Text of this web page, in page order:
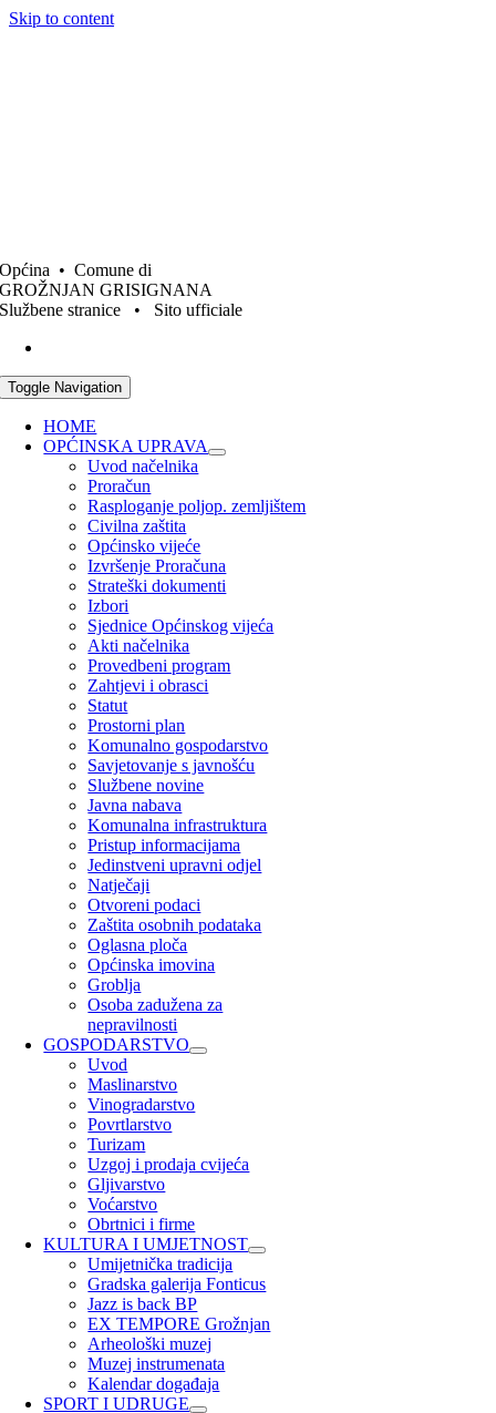
Skip to content
Općina • Comune di
GROŽNJAN GRISIGNANA
Službene stranice • Sito ufficiale
Toggle Navigation
HOME
OPĆINSKA UPRAVA
Uvod načelnika
Proračun
Rasploganje poljop. zemljištem
Civilna zaštita
Općinsko vijeće
Izvršenje Proračuna
Strateški dokumenti
Izbori
Sjednice Općinskog vijeća
Akti načelnika
Provedbeni program
Zahtjevi i obrasci
Statut
Prostorni plan
Komunalno gospodarstvo
Savjetovanje s javnošću
Službene novine
Javna nabava
Komunalna infrastruktura
Pristup informacijama
Jedinstveni upravni odjel
Natječaji
Otvoreni podaci
Zaštita osobnih podataka
Oglasna ploča
Općinska imovina
Groblja
Osoba zadužena za
nepravilnosti
GOSPODARSTVO
Uvod
Maslinarstvo
Vinogradarstvo
Povrtlarstvo
Turizam
Uzgoj i prodaja cvijeća
Gljivarstvo
Voćarstvo
Obrtnici i firme
KULTURA I UMJETNOST
Umijetnička tradicija
Gradska galerija Fonticus
Jazz is back BP
EX TEMPORE Grožnjan
Arheološki muzej
Muzej instrumenata
Kalendar događaja
SPORT I UDRUGE